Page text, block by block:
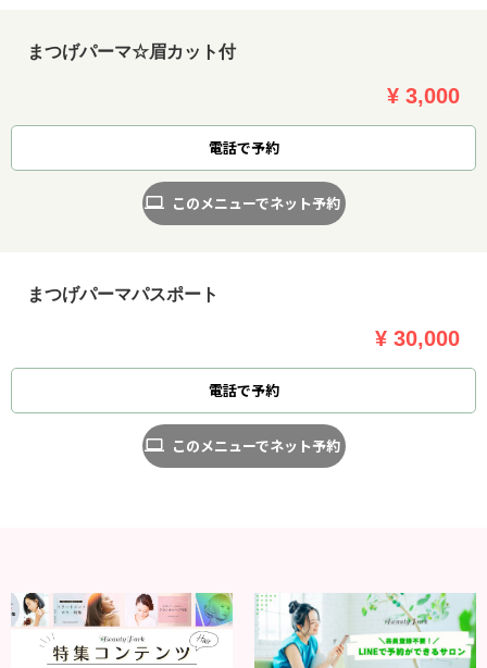
まつげパーマ☆眉カット付
¥ 3,000
電話で予約
このメニューでネット予約
まつげパーマパスポート
¥ 30,000
電話で予約
このメニューでネット予約